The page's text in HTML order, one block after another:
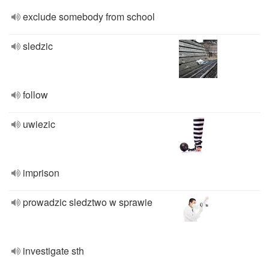
exclude somebody from school
sledzic
follow
uwiezic
imprison
prowadzic sledztwo w sprawie
investigate sth